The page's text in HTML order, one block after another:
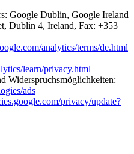
Google Dublin, Google Ireland
Dublin 4, Ireland, Fax: +353
analytics/terms/de.html
learn/privacy.html
Widerspruchsmöglichkeiten:
ads
privacy/update?